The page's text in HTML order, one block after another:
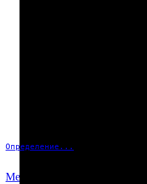
Определение...
Меню